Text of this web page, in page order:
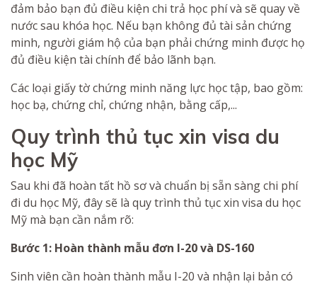
đảm bảo bạn đủ điều kiện chi trả học phí và sẽ quay về
nước sau khóa học. Nếu bạn không đủ tài sản chứng
minh, người giám hộ của bạn phải chứng minh được họ
đủ điều kiện tài chính để bảo lãnh bạn.
Các loại giấy tờ chứng minh năng lực học tập, bao gồm:
học bạ, chứng chỉ, chứng nhận, bằng cấp,...
Quy trình thủ tục xin visa du
học Mỹ
Sau khi đã hoàn tất hồ sơ và chuẩn bị sẵn sàng chi phí
đi du học Mỹ, đây sẽ là quy trình thủ tục xin visa du học
Mỹ mà bạn cần nắm rõ:
Bước 1: Hoàn thành mẫu đơn I-20 và DS-160
Sinh viên cần hoàn thành mẫu I-20 và nhận lại bản có